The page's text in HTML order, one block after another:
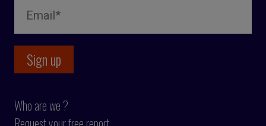
Who are we ?